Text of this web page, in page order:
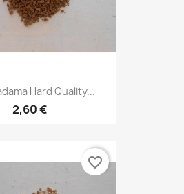
Hard Quality...
2,60 €
favorite_border